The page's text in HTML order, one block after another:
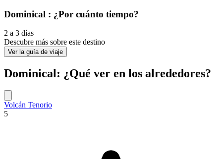
Dominical : ¿Por cuánto tiempo?
2 a 3 días
Descubre más sobre este destino
Ver la guía de viaje
Dominical: ¿Qué ver en los alrededores?
Volcán Tenorio
5